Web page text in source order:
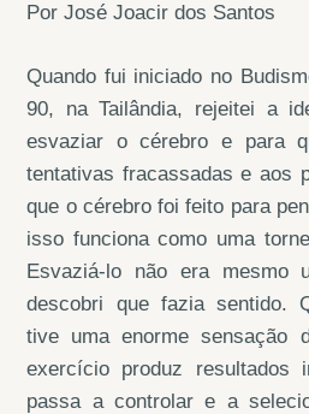
Por José Joacir dos Santos
Quando fui iniciado no
90, na Tailândia, rejeitei a
esvaziar o cérebro e para
tentativas fracassadas e aos
que o cérebro foi feito para
isso funciona como uma
Esvaziá-lo não era mesmo
descobri que fazia sentido.
tive uma enorme sensação
exercício produz resultados
passa a controlar e a